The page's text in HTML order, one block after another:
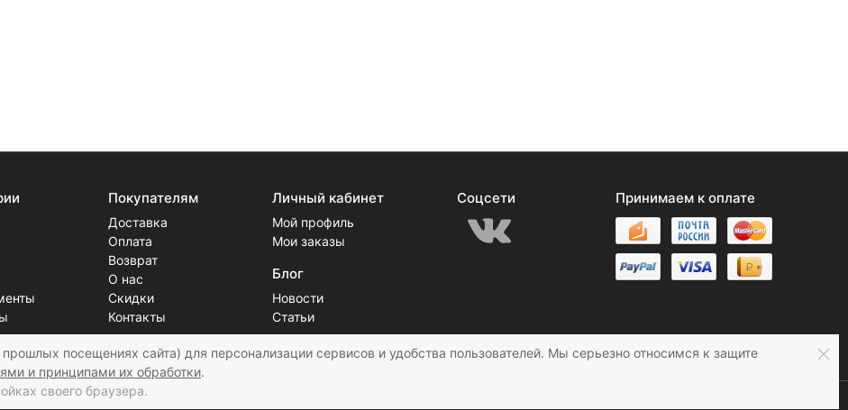
Покупателям
Доставка
Оплата
Возврат
О нас
Скидки
Контакты
Личный кабинет
Мой профиль
Мои заказы
Блог
Новости
Статьи
Соцсети Принимаем к оплате
посещениях сайта) для персонализации сервисов и удобства пользователей. Мы серьезно относимся к защите
и принципами их обработки.
своего браузера.